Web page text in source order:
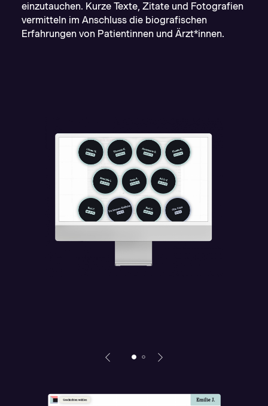
einzutauchen. Kurze Texte, Zitate und Fotografien
vermitteln im Anschluss die biografischen
Erfahrungen von Patientinnen und Ärzt*innen.